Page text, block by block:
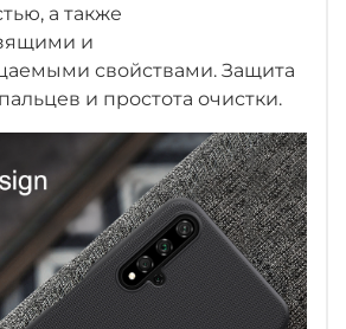
, а также
и
свойствами. Защита
и простота очистки.